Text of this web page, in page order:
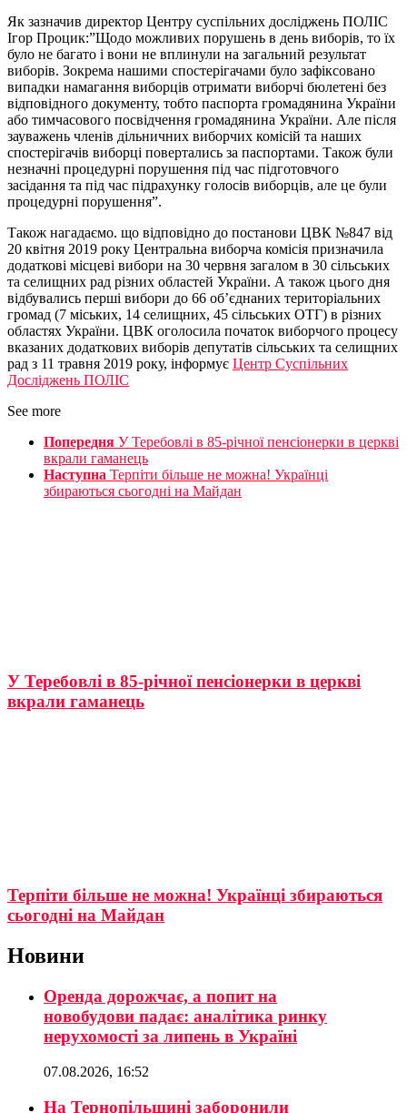
Як зазначив директор Центру суспільних досліджень ПОЛІС
Ігор Процик:”Щодо можливих порушень в день виборів, то їх
було не багато і вони не вплинули на загальний результат
виборів. Зокрема нашими спостерігачами було зафіксовано
випадки намагання виборців отримати виборчі бюлетені без
відповідного документу, тобто паспорта громадянина України
або тимчасового посвідчення громадянина України. Але після
зауважень членів дільничних виборчих комісій та наших
спостерігачів виборці повертались за паспортами. Також були
незначні процедурні порушення під час підготовчого
засідання та під час підрахунку голосів виборців, але це були
процедурні порушення”.
Також нагадаємо. що відповідно до постанови ЦВК №847 від
20 квітня 2019 року Центральна виборча комісія призначила
додаткові місцеві вибори на 30 червня загалом в 30 сільських
та селищних рад різних областей України. А також цього дня
відбувались перші вибори до 66 об’єднаних територіальних
громад (7 міських, 14 селищних, 45 сільських ОТГ) в різних
областях України. ЦВК оголосила початок виборчого процесу
вказаних додаткових виборів депутатів сільських та селищних
рад з 11 травня 2019 року, інформує Центр Суспільних
Досліджень ПОЛІС
See more
Попередня У Теребовлі в 85-річної пенсіонерки в церкві
вкрали гаманець
Наступна Терпіти більше не можна! Українці
збираються сьогодні на Майдан
У Теребовлі в 85-річної пенсіонерки в церкві
вкрали гаманець
Терпіти більше не можна! Українці збираються
сьогодні на Майдан
Новини
Оренда дорожчає, а попит на
новобудови падає: аналітика ринку
нерухомості за липень в Україні
07.08.2026, 16:52
На Тернопільщині заборонили